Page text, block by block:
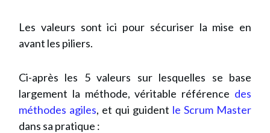
Les valeurs sont ici pour sécuriser la mise en
avant les piliers.
Ci-après les 5 valeurs sur lesquelles se base
largement la méthode, véritable référence des
méthodes agiles, et qui guident le Scrum Master
dans sa pratique :